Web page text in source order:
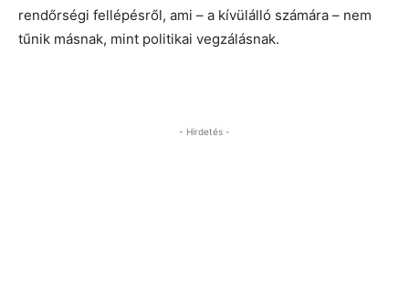
rendőrségi fellépésről, ami – a kívülálló számára – nem
tűnik másnak, mint politikai vegzálásnak.
- Hirdetés -